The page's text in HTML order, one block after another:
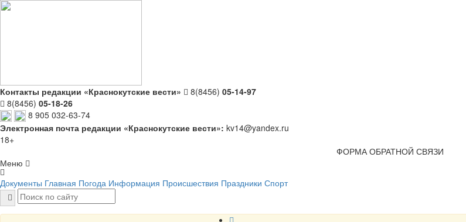
Контакты редакции «Краснокутские вести» 8(8456) 05-14-97
8(8456) 05-18-26
8 905 032-63-74
Электронная почта редакции «Краснокутские вести»: kv14@yandex.ru
18+
ФОРМА ОБРАТНОЙ СВЯЗИ
Меню
Документы Главная Погода Информация Происшествия Праздники Спорт